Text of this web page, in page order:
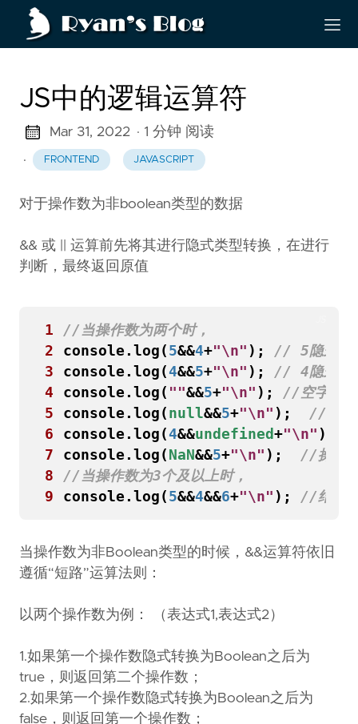
JS中的逻辑运算符
Mar 31, 2022 · 1 分钟 阅读
·
FRONTEND JAVASCRIPT
对于操作数为非boolean类型的数据
&& 或 || 运算前先将其进行隐式类型转换，在进行
判断，最终返回原值
1
2
console . log ( 5&&4+"\n" );
3
console . log ( 4&&5+"\n" );
4
console . log ( ""&&5+"\n" );
5
console . log ( null&&5+"\n" );
6
console . log ( 4&&undefined +"\n" );
7
console . log ( NaN&&5+"\n" );
8
9
console . log ( 5&&4&&6+"\n" );
当操作数为非Boolean类型的时候，&&运算符依旧
遵循“短路”运算法则：
以两个操作数为例： （表达式1,表达式2）
1.如果第一个操作数隐式转换为Boolean之后为
true，则返回第二个操作数；
2.如果第一个操作数隐式转换为Boolean之后为
false，则返回第一个操作数；